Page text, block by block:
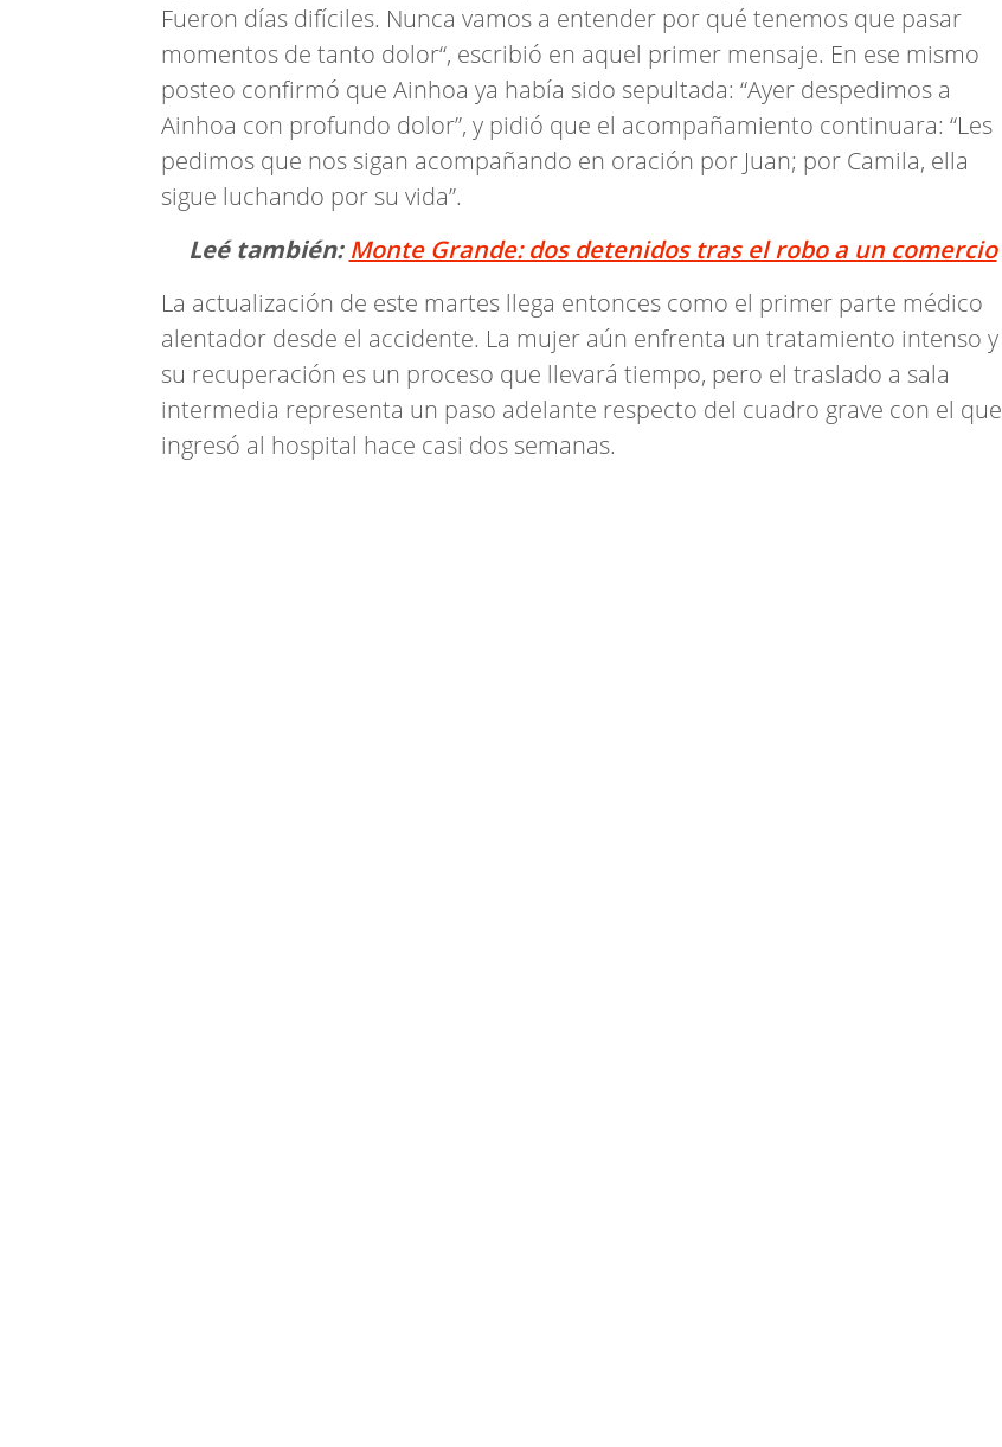
Fueron días difíciles. Nunca vamos a entender por qué tenemos que pasar
momentos de tanto dolor“, escribió en aquel primer mensaje. En ese mismo
posteo confirmó que Ainhoa ya había sido sepultada: “Ayer despedimos a
Ainhoa con profundo dolor”, y pidió que el acompañamiento continuara: “Les
pedimos que nos sigan acompañando en oración por Juan; por Camila, ella
sigue luchando por su vida”.
Leé también: Monte Grande: dos detenidos tras el robo a un comercio
La actualización de este martes llega entonces como el primer parte médico
alentador desde el accidente. La mujer aún enfrenta un tratamiento intenso y
su recuperación es un proceso que llevará tiempo, pero el traslado a sala
intermedia representa un paso adelante respecto del cuadro grave con el que
ingresó al hospital hace casi dos semanas.